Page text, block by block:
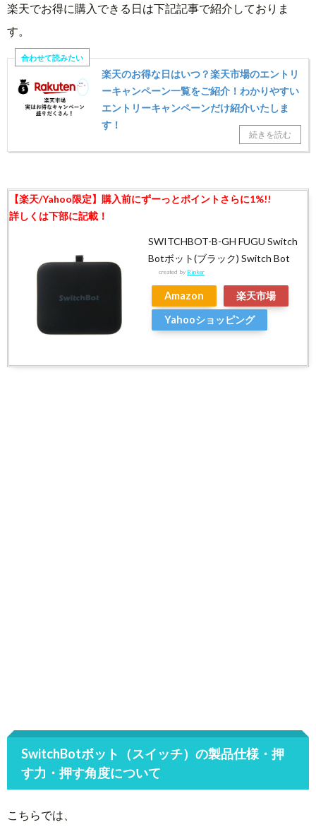
楽天でお得に購入できる日は下記記事で紹介しておりま
す。
楽天のお得な日はいつ？楽天市場のエントリ
ーキャンペーン一覧をご紹介！わかりやすい
エントリーキャンペーンだけ紹介いたしま
す！
SWITCHBOT-B-GH FUGU Switch
Botボット(ブラック) Switch Bot
created by Rinker
Amazon
楽天市場
Yahooショッピング
SwitchBotボット（スイッチ）の製品仕様・押
す力・押す角度について
こちらでは、